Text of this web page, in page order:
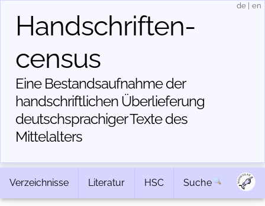
Handschriften­
census
Eine Bestandsaufnahme der
handschriftlichen Über­lieferung
deutschsprachiger Texte des
Mittelalters
de en
Verzeichnisse Literatur HSC Suche